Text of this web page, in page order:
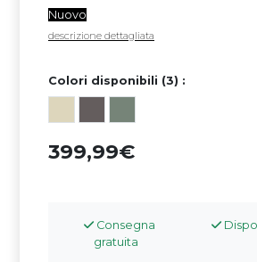
Nuovo
descrizione dettagliata
Colori disponibili (3) :
399,99
Consegna
gratuita